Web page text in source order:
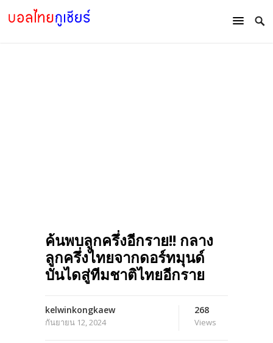
ค้นพบลูกครึ่งอีกราย!! กลาง
ลูกครึ่งไทยจากดอร์ทมุนด์
บันไดสู่ทีมชาติไทยอีกราย
kelwinkongkaew
กันยายน 12, 2024
268
Views